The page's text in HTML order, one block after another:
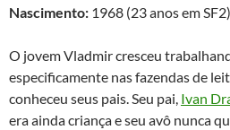
Nascimento: 1968 (23 anos em SF2)
O jovem Vladmir cresceu
especificamente nas fazendas de
conheceu seus pais. Seu pai, Ivan
era ainda criança e seu avô nunca